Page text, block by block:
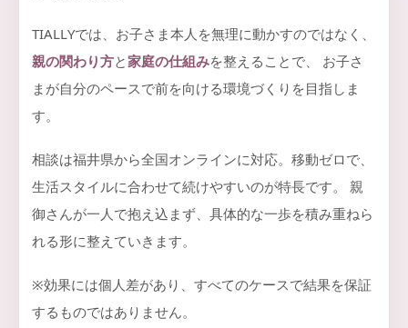
TIALLYでは、お子さま本人を無理に動かすのではなく、
親の関わり方と家庭の仕組みを整えることで、 お子さ
まが自分のペースで前を向ける環境づくりを目指しま
す。
相談は福井県から全国オンラインに対応。移動ゼロで、
生活スタイルに合わせて続けやすいのが特長です。 親
御さんが一人で抱え込まず、具体的な一歩を積み重ねら
れる形に整えていきます。
※効果には個人差があり、すべてのケースで結果を保証
するものではありません。